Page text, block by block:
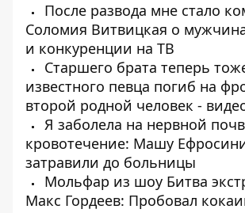
После развода мне стало
Соломия Витвицкая о
и конкуренции на ТВ
Старшего брата теперь
известного певца погиб на
второй родной человек -
Я заболела на нервной
кровотечение: Машу
затравили до больницы
Мольфар из шоу Битва
Макс Гордеев: Пробовал